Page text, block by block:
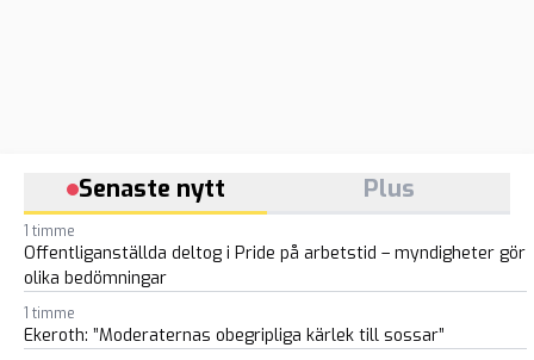
Senaste nytt Plus
1 timme
Offentliganställda deltog i Pride på arbetstid – myndigheter gör
olika bedömningar
1 timme
Ekeroth: ”Moderaternas obegripliga kärlek till sossar”